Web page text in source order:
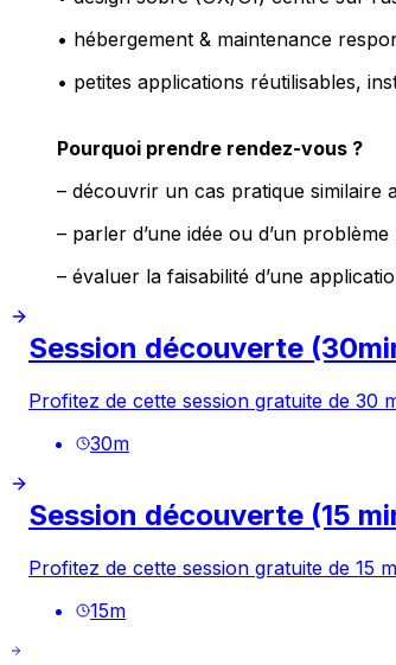
• hébergement & maintenance
• petites applications réutilisables,
Pourquoi prendre rendez-vous ?
– découvrir un cas pratique similaire
– parler d’une idée ou d’un problème
– évaluer la faisabilité d’une
Session découverte
Profitez de cette session gratuite de 30
30m
Session découverte (15
Profitez de cette session gratuite de 15
15m